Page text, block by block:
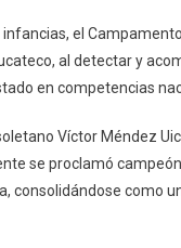
el
al detectar y
en competencias
Víctor Méndez
se proclamó
consolidándose como